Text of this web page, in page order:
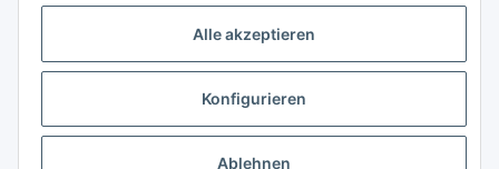
News: Monate mit Beiträgen
* Alle Preise inkl. gesetzlicher USt.
Alle akzeptieren
Konfigurieren
Ablehnen